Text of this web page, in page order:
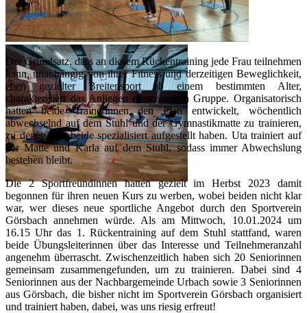
Der Grundsatz, dass an diesem Rückentraining jede Frau teilnehmen
kann, unabhängig von ihrer Fitness und derzeitigen Beweglichkeit,
eben gezielter Breitensport ab einem bestimmten Alter,
charakterisiert das Anliegen dieser neuen Gruppe. Organisatorisch
hatten beide Trainerinnen den Plan entwickelt, wöchentlich
abwechselnd auf dem Stuhl und der Gymnastikmatte zu trainieren,
zu denen sich beide spezialisiert aufgestellt haben. Uta trainiert auf
der Matte und Karla auf dem Stuhl, sodass immer Abwechslung
bestehen bleibt.
Die 2 Sportfreundinnen hatten gezielt im Herbst 2023 damit
begonnen für ihren neuen Kurs zu werben, wobei beiden nicht klar
war, wer dieses neue sportliche Angebot durch den Sportverein
Görsbach annehmen würde. Als am Mittwoch, 10.01.2024 um
16.15 Uhr das 1. Rückentraining auf dem Stuhl stattfand, waren
beide Übungsleiterinnen über das Interesse und Teilnehmeranzahl
angenehm überrascht. Zwischenzeitlich haben sich 20 Seniorinnen
gemeinsam zusammengefunden, um zu trainieren. Dabei sind 4
Seniorinnen aus der Nachbargemeinde Urbach sowie 3 Seniorinnen
aus Görsbach, die bisher nicht im Sportverein Görsbach organisiert
und trainiert haben, dabei, was uns riesig erfreut!